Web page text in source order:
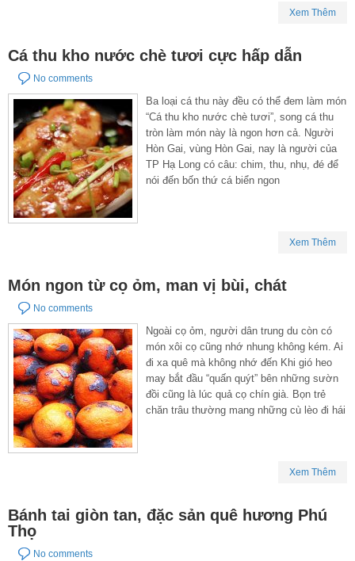
Xem Thêm
Cá thu kho nước chè tươi cực hấp dẫn
No comments
Ba loại cá thu này đều có thể đem làm món
“Cá thu kho nước chè tươi”, song cá thu
tròn làm món này là ngon hơn cả. Người
Hòn Gai, vùng Hòn Gai, nay là người của
TP Hạ Long có câu: chim, thu, nhụ, đé để
nói đến bốn thứ cá biển ngon
Xem Thêm
Món ngon từ cọ ỏm, man vị bùi, chát
No comments
Ngoài cọ ỏm, người dân trung du còn có
món xôi cọ cũng nhớ nhung không kém. Ai
đi xa quê mà không nhớ đến Khi gió heo
may bắt đầu “quấn quýt” bên những sườn
đồi cũng là lúc quả cọ chín già. Bọn trẻ
chăn trâu thường mang những cù lèo đi hái
Xem Thêm
Bánh tai giòn tan, đặc sản quê hương Phú
Thọ
No comments